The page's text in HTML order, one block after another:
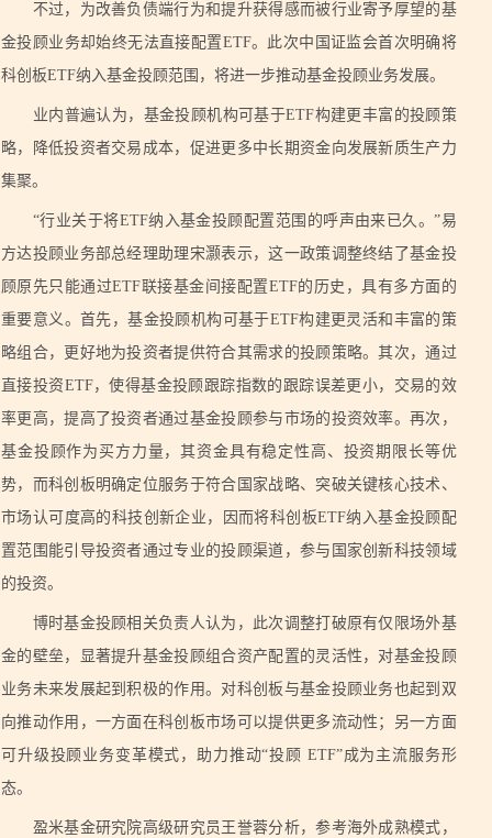
不过，为改善负债端行为和提升获得感而被行业寄予厚望的基
金投顾业务却始终无法直接配置ETF。此次中国证监会首次明确将
科创板ETF纳入基金投顾范围，将进一步推动基金投顾业务发展。
业内普遍认为，基金投顾机构可基于ETF构建更丰富的投顾策
略，降低投资者交易成本，促进更多中长期资金向发展新质生产力
集聚。
“行业关于将ETF纳入基金投顾配置范围的呼声由来已久。”易
方达投顾业务部总经理助理宋灏表示，这一政策调整终结了基金投
顾原先只能通过ETF联接基金间接配置ETF的历史，具有多方面的
重要意义。首先，基金投顾机构可基于ETF构建更灵活和丰富的策
略组合，更好地为投资者提供符合其需求的投顾策略。其次，通过
直接投资ETF，使得基金投顾跟踪指数的跟踪误差更小，交易的效
率更高，提高了投资者通过基金投顾参与市场的投资效率。再次，
基金投顾作为买方力量，其资金具有稳定性高、投资期限长等优
势，而科创板明确定位服务于符合国家战略、突破关键核心技术、
市场认可度高的科技创新企业，因而将科创板ETF纳入基金投顾配
置范围能引导投资者通过专业的投顾渠道，参与国家创新科技领域
的投资。
博时基金投顾相关负责人认为，此次调整打破原有仅限场外基
金的壁垒，显著提升基金投顾组合资产配置的灵活性，对基金投顾
业务未来发展起到积极的作用。对科创板与基金投顾业务也起到双
向推动作用，一方面在科创板市场可以提供更多流动性；另一方面
可升级投顾业务变革模式，助力推动“投顾 ETF”成为主流服务形
态。
盈米基金研究院高级研究员王誉蓉分析，参考海外成熟模式，